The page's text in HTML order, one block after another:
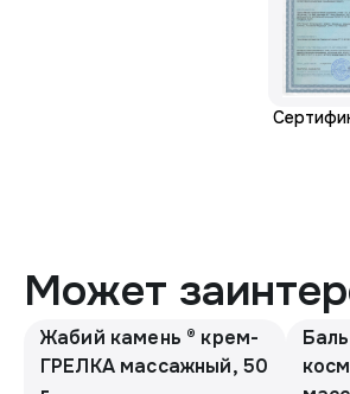
Может
Жабий камень ® крем-
ГРЕЛКА массажный, 50